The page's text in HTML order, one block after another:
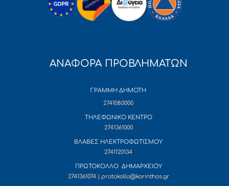
ΑΝΑΦΟΡΑ ΠΡΟΒΛΗΜΑΤΩΝ
ΓΡΑΜΜΗ ΔΗΜΟΤΗ
2741080000
ΤΗΛΕΦΩΝΙΚΟ ΚΕΝΤΡΟ
2741361000
ΒΛΑΒΕΣ ΗΛΕΚΤΡΟΦΩΤΙΣΜΟΥ
2741120134
ΠΡΩΤΟΚΟΛΛΟ ΔΗΜΑΡΧΕΙΟΥ
2741361074 | protokollo@korinthos.gr